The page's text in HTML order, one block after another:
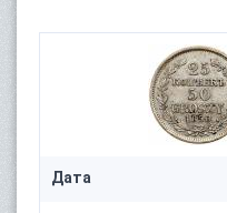
Дата